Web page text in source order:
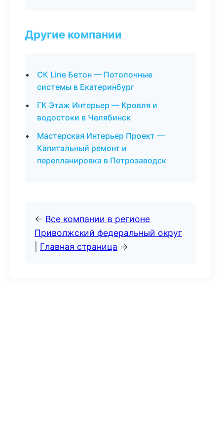
Другие компании
СК Line Бетон — Потолочные
системы в Екатеринбург
ГК Этаж Интерьер — Кровля и
водостоки в Челябинск
Мастерская Интерьер Проект —
Капитальный ремонт и
перепланировка в Петрозаводск
← Все компании в регионе
Приволжский федеральный округ
Главная страница →